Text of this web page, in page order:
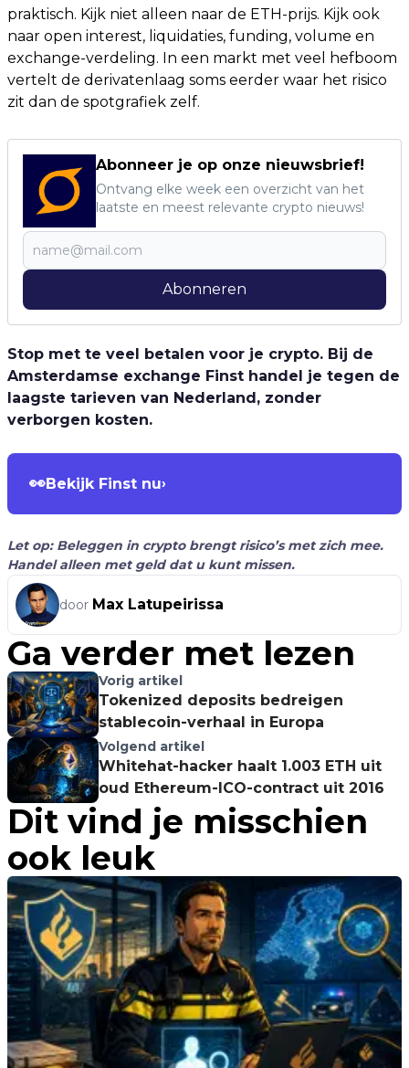
praktisch. Kijk niet alleen naar de ETH-prijs. Kijk ook
naar open interest, liquidaties, funding, volume en
exchange-verdeling. In een markt met veel hefboom
vertelt de derivatenlaag soms eerder waar het risico
zit dan de spotgrafiek zelf.
Abonneer je op onze nieuwsbrief!
Ontvang elke week een overzicht van het
laatste en meest relevante crypto nieuws!
Abonneren
Stop met te veel betalen voor je crypto. Bij de
Amsterdamse exchange Finst handel je tegen de
laagste tarieven van Nederland, zonder
verborgen kosten.
👀Bekijk Finst nu›
Let op: Beleggen in crypto brengt risico’s met zich mee.
Handel alleen met geld dat u kunt missen.
door Max Latupeirissa
Ga verder met lezen
Vorig artikel
Tokenized deposits bedreigen
stablecoin-verhaal in Europa
Volgend artikel
Whitehat-hacker haalt 1.003 ETH uit
oud Ethereum-ICO-contract uit 2016
Dit vind je misschien
ook leuk